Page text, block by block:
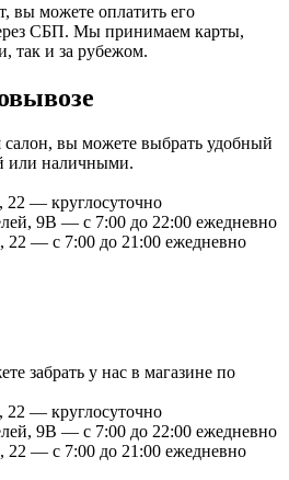
вы можете оплатить его
СБП. Мы принимаем карты,
так и за рубежом.
вы можете выбрать удобный
или наличными.
22 — круглосуточно
9В — с 7:00 до 22:00 ежедневно
22 — с 7:00 до 21:00 ежедневно
забрать у нас в магазине по
22 — круглосуточно
9В — с 7:00 до 22:00 ежедневно
22 — с 7:00 до 21:00 ежедневно